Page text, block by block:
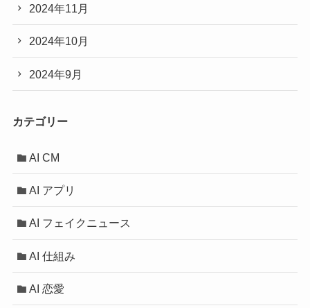
2024年11月
2024年10月
2024年9月
カテゴリー
AI CM
AI アプリ
AI フェイクニュース
AI 仕組み
AI 恋愛